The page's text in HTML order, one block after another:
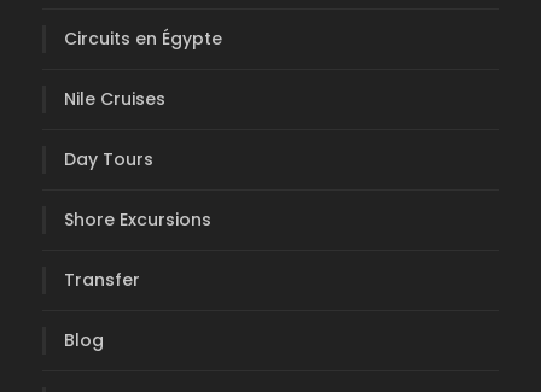
Circuits en Égypte
Nile Cruises
Day Tours
Shore Excursions
Transfer
Blog